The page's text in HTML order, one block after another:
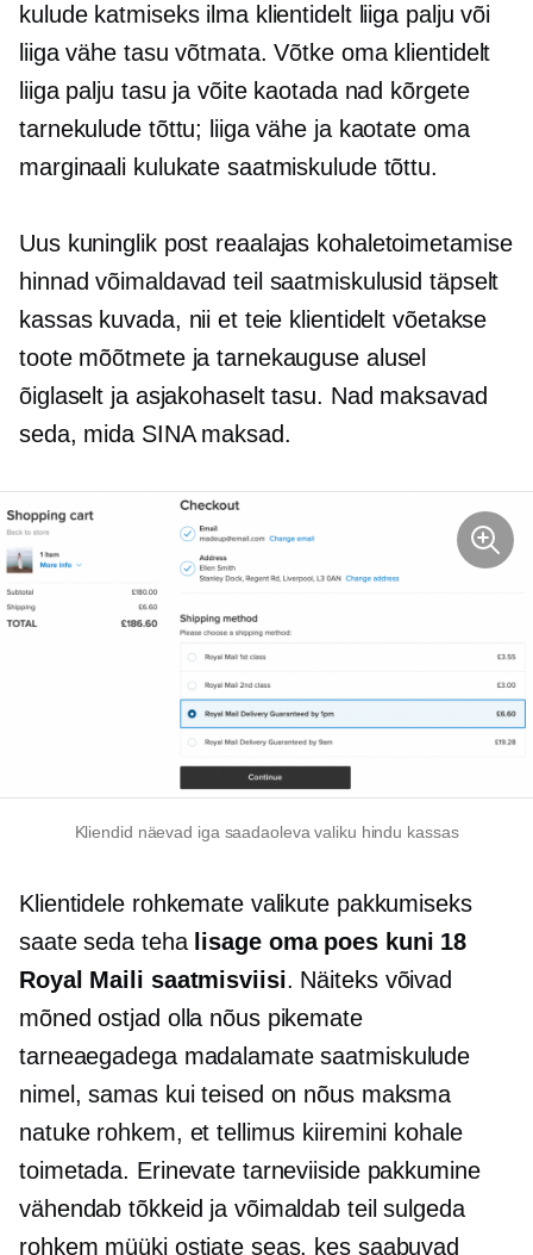
kulude katmiseks ilma klientidelt liiga palju või
liiga vähe tasu võtmata. Võtke oma klientidelt
liiga palju tasu ja võite kaotada nad kõrgete
tarnekulude tõttu; liiga vähe ja kaotate oma
marginaali kulukate saatmiskulude tõttu.
Uus kuninglik post reaalajas kohaletoimetamise
hinnad võimaldavad teil saatmiskulusid täpselt
kassas kuvada, nii et teie klientidelt võetakse
toote mõõtmete ja tarnekauguse alusel
õiglaselt ja asjakohaselt tasu. Nad maksavad
seda, mida SINA maksad.
Kliendid näevad iga saadaoleva valiku hindu kassas
Klientidele rohkemate valikute pakkumiseks
saate seda teha lisage oma poes kuni 18
Royal Maili saatmisviisi. Näiteks võivad
mõned ostjad olla nõus pikemate
tarneaegadega madalamate saatmiskulude
nimel, samas kui teised on nõus maksma
natuke rohkem, et tellimus kiiremini kohale
toimetada. Erinevate tarneviiside pakkumine
vähendab tõkkeid ja võimaldab teil sulgeda
rohkem müüki ostjate seas, kes saabuvad